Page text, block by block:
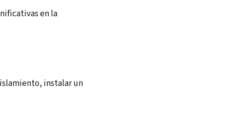
en la
instalar un